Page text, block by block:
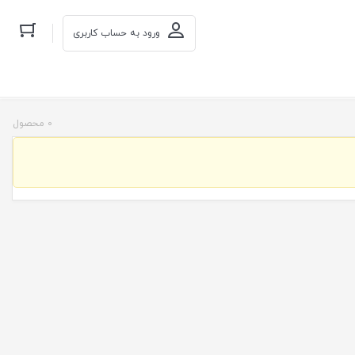
ورود به حساب کاربری
0 محصول